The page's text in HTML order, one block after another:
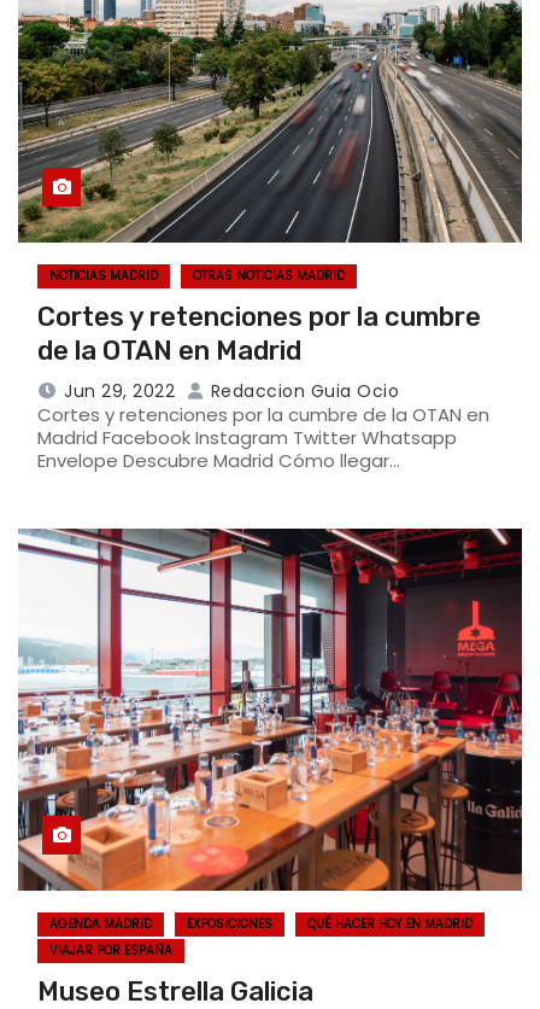
NOTICIAS MADRID OTRAS NOTICIAS MADRID
Cortes y retenciones por la cumbre
de la OTAN en Madrid
Jun 29, 2022 Redaccion Guia Ocio
Cortes y retenciones por la cumbre de la OTAN en
Madrid Facebook Instagram Twitter Whatsapp
Envelope Descubre Madrid Cómo llegar…
AGENDA MADRID EXPOSICIONES
QUÉ HACER HOY EN MADRID
VIAJAR POR ESPAÑA
Museo Estrella Galicia